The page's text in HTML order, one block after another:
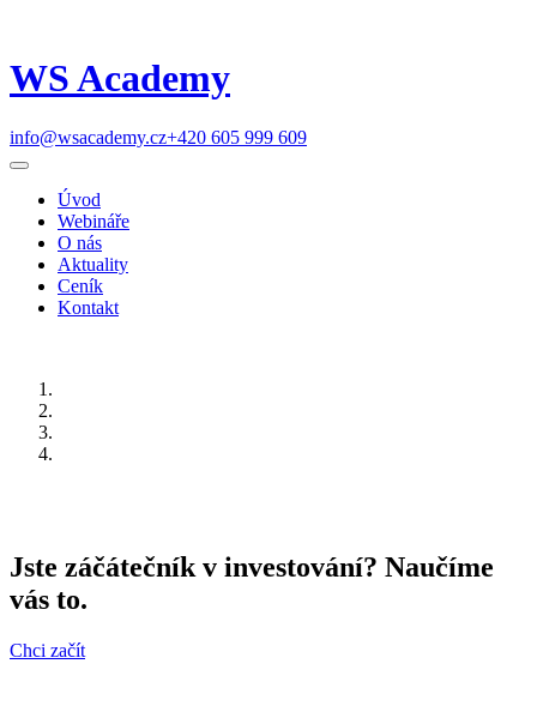
WS Academy
info@wsacademy.cz+420 605 999 609
Úvod
Webináře
O nás
Aktuality
Ceník
Kontakt
Jste záčátečník v investování? Naučíme
vás to.
Chci začít